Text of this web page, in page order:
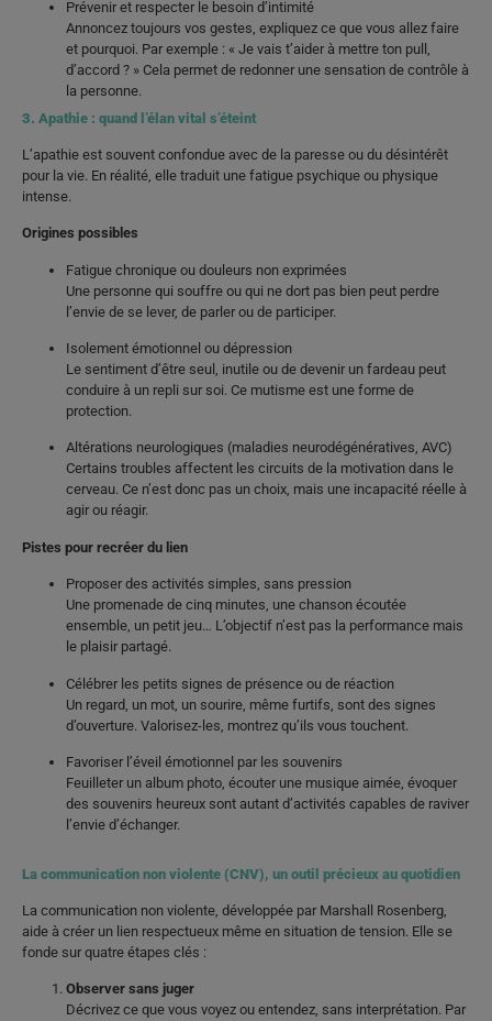
Prévenir et respecter le besoin d’intimité
Annoncez toujours vos gestes, expliquez ce que vous allez faire
et pourquoi. Par exemple : « Je vais t’aider à mettre ton pull,
d’accord ? » Cela permet de redonner une sensation de contrôle à
la personne.
3. Apathie : quand l’élan vital s’éteint
L’apathie est souvent confondue avec de la paresse ou du désintérêt
pour la vie. En réalité, elle traduit une fatigue psychique ou physique
intense.
Origines possibles
Fatigue chronique ou douleurs non exprimées
Une personne qui souffre ou qui ne dort pas bien peut perdre
l’envie de se lever, de parler ou de participer.
Isolement émotionnel ou dépression
Le sentiment d’être seul, inutile ou de devenir un fardeau peut
conduire à un repli sur soi. Ce mutisme est une forme de
protection.
Altérations neurologiques (maladies neurodégénératives, AVC)
Certains troubles affectent les circuits de la motivation dans le
cerveau. Ce n’est donc pas un choix, mais une incapacité réelle à
agir ou réagir.
Pistes pour recréer du lien
Proposer des activités simples, sans pression
Une promenade de cinq minutes, une chanson écoutée
ensemble, un petit jeu… L’objectif n’est pas la performance mais
le plaisir partagé.
Célébrer les petits signes de présence ou de réaction
Un regard, un mot, un sourire, même furtifs, sont des signes
d’ouverture. Valorisez-les, montrez qu’ils vous touchent.
Favoriser l’éveil émotionnel par les souvenirs
Feuilleter un album photo, écouter une musique aimée, évoquer
des souvenirs heureux sont autant d’activités capables de raviver
l’envie d’échanger.
La communication non violente (CNV), un outil précieux au quotidien
La communication non violente, développée par Marshall Rosenberg,
aide à créer un lien respectueux même en situation de tension. Elle se
fonde sur quatre étapes clés :
Observer sans juger
Décrivez ce que vous voyez ou entendez, sans interprétation. Par